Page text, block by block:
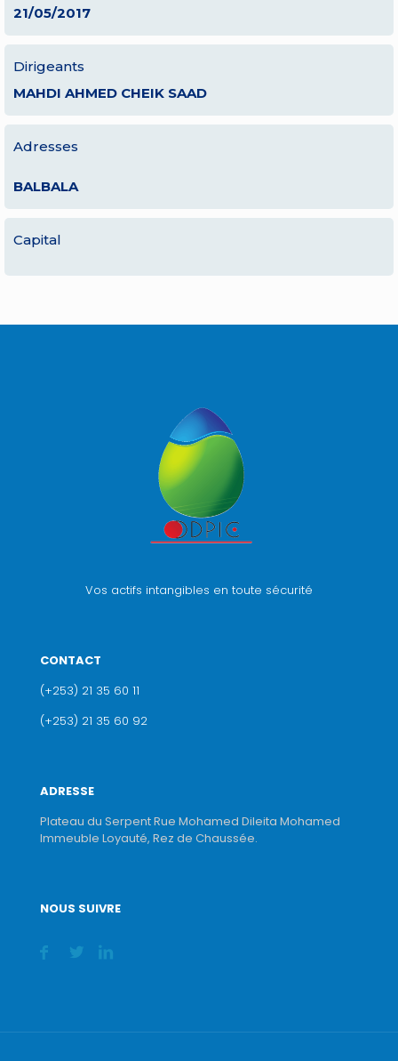
21/05/2017
Dirigeants
MAHDI AHMED CHEIK SAAD
Adresses
BALBALA
Capital
Vos actifs intangibles en toute sécurité
CONTACT
(+253) 21 35 60 11
(+253) 21 35 60 92
ADRESSE
Plateau du Serpent Rue Mohamed Dileita Mohamed
Immeuble Loyauté, Rez de Chaussée.
NOUS SUIVRE